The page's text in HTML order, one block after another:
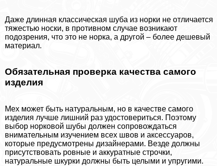
Даже длинная классическая шуба из норки не отличается
тяжестью носки, в противном случае возникают
подозрения, что это не норка, а другой – более дешевый
материал.
Обязательная проверка качества самого
изделия
Мех может быть натуральным, но в качестве самого
изделия лучше лишний раз удостовериться. Поэтому
выбор норковой шубы должен сопровождаться
внимательным изучением всех швов и аксессуаров,
которые предусмотрены дизайнерами. Везде должны
присутствовать ровные и аккуратные строчки,
натуральные шкурки должны быть целыми и упругими.